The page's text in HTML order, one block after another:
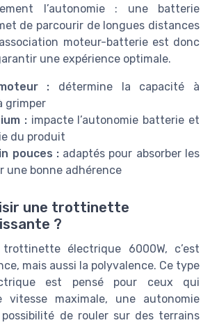
l’autonomie : une batterie
de parcourir de longues distances
moteur-batterie est donc
une expérience optimale.
: détermine la capacité à
grimper
:impacte l’autonomie batterie et
du produit
pouces :adaptés pour absorber les
une bonne adhérence
une trottinette
?
électrique 6000W, c’est
mais aussi la polyvalence. Ce type
est pensé pour ceux qui
vitesse maximale, une autonomie
de rouler sur des terrains